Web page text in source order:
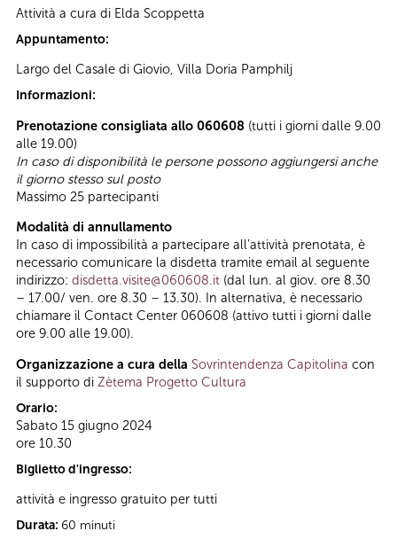
Attività a cura di Elda Scoppetta
Appuntamento:
Largo del Casale di Giovio, Villa Doria Pamphilj
Informazioni:
Prenotazione consigliata allo 060608 (tutti i giorni dalle 9.00
alle 19.00)
In caso di disponibilità le persone possono aggiungersi anche
il giorno stesso sul posto
Massimo 25 partecipanti
Modalità di annullamento
In caso di impossibilità a partecipare all’attività prenotata, è
necessario comunicare la disdetta tramite email al seguente
indirizzo: disdetta.visite@060608.it (dal lun. al giov. ore 8.30
– 17.00/ ven. ore 8.30 – 13.30). In alternativa, è necessario
chiamare il Contact Center 060608 (attivo tutti i giorni dalle
ore 9.00 alle 19.00).
Organizzazione a cura della Sovrintendenza Capitolina con
il supporto di Zètema Progetto Cultura
Orario:
Sabato 15 giugno 2024
ore 10.30
Biglietto d'ingresso:
attività e ingresso gratuito per tutti
Durata: 60 minuti